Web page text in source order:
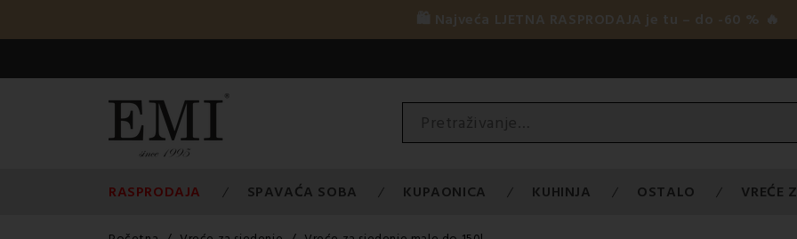
🛍️ Najveća LJETNA RASPRODAJA je tu – do -60 % 🔥
RASPRODAJA SPAVAĆA SOBA KUPAONICA KUHINJA OSTALO VREĆE